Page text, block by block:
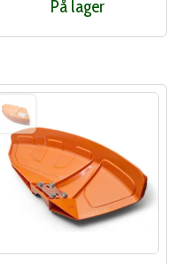
På lager